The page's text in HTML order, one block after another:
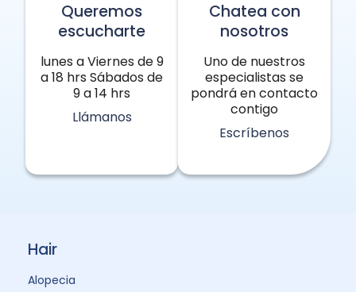
Queremos
escucharte
lunes a Viernes de 9
a 18 hrs Sábados de
9 a 14 hrs
Llámanos
Chatea con
nosotros
Uno de nuestros
especialistas se
pondrá en contacto
contigo
Escríbenos
Hair
Alopecia